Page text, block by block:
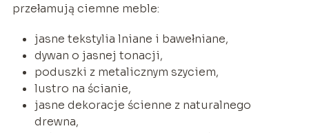
przełamują ciemne meble:
jasne tekstylia lniane i bawełniane,
dywan o jasnej tonacji,
poduszki z metalicznym szyciem,
lustro na ścianie,
jasne dekoracje ścienne z naturalnego
drewna,